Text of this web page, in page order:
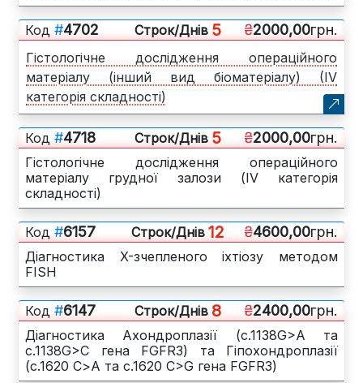
Код #4702 Cтрок/Днів 5 ₴2000,00грн.
Гістологічне дослідження операційного
матеріалу (інший вид біоматеріалу) (IV
категорія складності)
Код #4718 Cтрок/Днів 5 ₴2000,00грн.
Гістологічне дослідження операційного
матеріалу грудної залози (IV категорія
складності)
Код #6157 Cтрок/Днів 12 ₴4600,00грн.
Діагностика X-зчепленого іхтіозу методом
FISH
Код #6147 Cтрок/Днів 8 ₴2400,00грн.
Діагностика Ахондроплазії (c.1138G>A та
c.1138G>C гена FGFR3) та Гіпохондроплазії
(c.1620 С>А та c.1620 C>G гена FGFR3)